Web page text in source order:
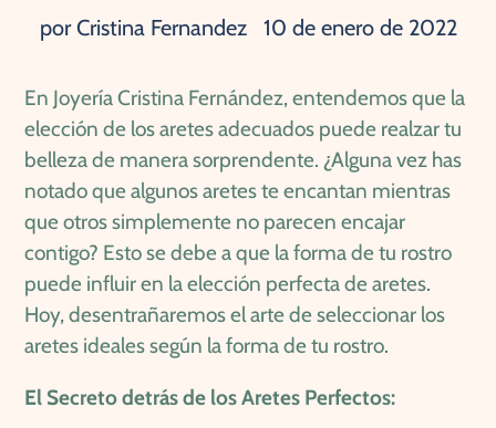
por Cristina Fernandez 10 de enero de 2022
En Joyería Cristina Fernández, entendemos que la
elección de los aretes adecuados puede realzar tu
belleza de manera sorprendente. ¿Alguna vez has
notado que algunos aretes te encantan mientras
que otros simplemente no parecen encajar
contigo? Esto se debe a que la forma de tu rostro
puede influir en la elección perfecta de aretes.
Hoy, desentrañaremos el arte de seleccionar los
aretes ideales según la forma de tu rostro.
El Secreto detrás de los Aretes Perfectos: